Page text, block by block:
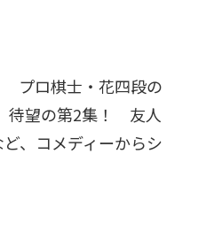
プロ棋士・花四段の
待望の第2集！ 友人
、コメディーからシ